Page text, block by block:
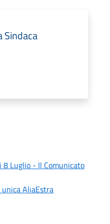
Sindaca
8 Luglio - Il Comunicato
AliaEstra